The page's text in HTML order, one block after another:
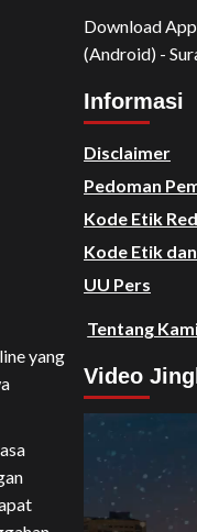
yang
Download
(Android) -
Informasi
Disclaimer
Pedoman
Kode Etik
Kode Etik
UU Pers
Tentang
Video
Video
Player